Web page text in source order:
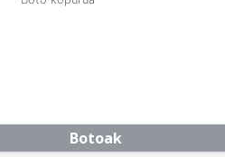
Botoak